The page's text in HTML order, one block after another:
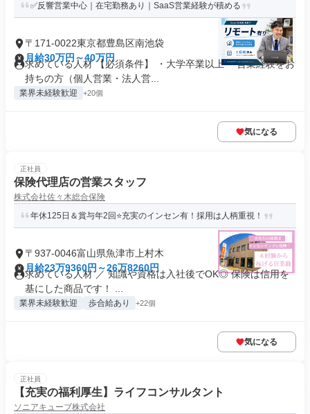
✅反響営業中心｜在宅勤務あり｜SaaS営業経験が積める
〒171-0022東京都豊島区南池袋
月給30万円～40万円
求めている人材 【必須条件】 ・大学卒業以上 ・営業経験をお
持ちの方（個人営業・法人営...
業界未経験歓迎 +20個
気になる
正社員
保険代理店の営業スタッフ
株式会社佐々木総合保険
年休125日＆賞与年2回⭐充実のインセン有！採用は人柄重視！
〒937-0046富山県魚津市上村木
月給23万9360円～26万8260円
求めている人材 ／ 知識や資格は入社後でOK◎ 保険は信用を
基にした商品です！ ...
業界未経験歓迎 歩合給あり +22個
気になる
正社員
【充実の福利厚生】ライフコンサルタント
ソニアキューブ株式会社